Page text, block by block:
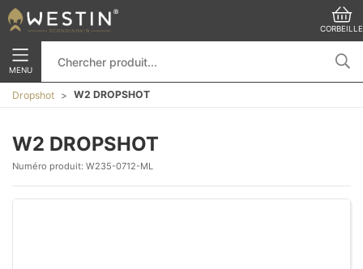
CORBEILLE
MENU
Dropshot W2 DROPSHOT
W2 DROPSHOT
Numéro produit: W235-0712-ML